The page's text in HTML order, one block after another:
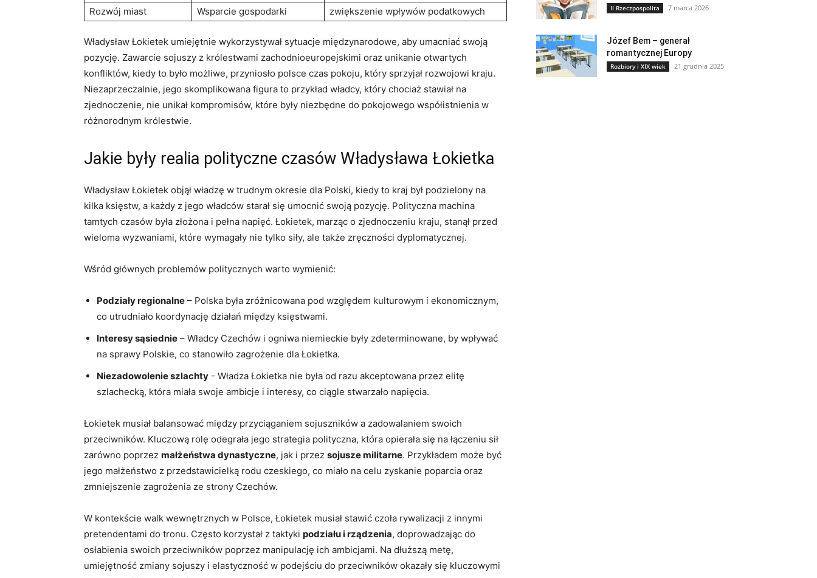
Rozwój miast
Wsparcie gospodarki zwiększenie⁤ wpływów‍ podatkowych
Władysław Łokietek ‍umiejętnie ⁣wykorzystywał sytuacje‍ międzynarodowe, aby umacniać swoją
pozycję. Zawarcie sojuszy z królestwami zachodnioeuropejskimi‍ oraz unikanie​ otwartych
konfliktów, kiedy to było ‍możliwe, przyniosło polsce czas ⁢pokoju, ‍który sprzyjał ‌rozwojowi kraju.
⁢Niezaprzeczalnie, ‌jego skomplikowana figura to przykład władcy, który chociaż stawiał na
zjednoczenie, nie unikał⁢ kompromisów, które były⁤ niezbędne do​ pokojowego współistnienia‍ w
różnorodnym królestwie.
Jakie‌ były realia ‍polityczne⁢ czasów Władysława‌ Łokietka
Władysław Łokietek objął ⁢władzę ‌w trudnym okresie dla Polski, kiedy ⁣to kraj był podzielony na
kilka⁣ księstw, a każdy z ‍jego władców starał​ się umocnić swoją pozycję. Polityczna machina
tamtych‌ czasów była złożona i pełna⁣ napięć.​ Łokietek, marząc ​o zjednoczeniu kraju, ‌stanął przed
wieloma wyzwaniami, które⁣ wymagały nie tylko siły, ale ⁣także​ zręczności dyplomatycznej.
Wśród głównych problemów politycznych ​warto wymienić:
Podziały regionalne – Polska ​była zróżnicowana pod⁤ względem‌ kulturowym i ekonomicznym,
co utrudniało koordynację ⁣działań między⁢ księstwami.
Interesy sąsiednie – Władcy Czechów ​i ​ogniwa niemieckie były zdeterminowane, ⁣by wpływać
na sprawy Polskie, co stanowiło zagrożenie ⁢dla ⁣Łokietka.
Niezadowolenie ⁢szlachty -⁢ Władza Łokietka ⁤nie była od razu akceptowana przez ​elitę
szlachecką, która ⁤miała swoje ambicje i interesy,⁢ co⁤ ciągle⁢ stwarzało napięcia.
Łokietek musiał⁢ balansować między przyciąganiem sojuszników a ⁢zadowalaniem ‍swoich⁣
przeciwników. Kluczową rolę odegrała jego strategia​ polityczna, która ⁤opierała się na łączeniu sił
zarówno poprzez⁤ małżeństwa dynastyczne,‍ jak⁣ i przez⁤ sojusze⁤ militarne. ⁣Przykładem może być
jego małżeństwo z⁢ przedstawicielką rodu czeskiego, ​co miało ⁢na celu zyskanie poparcia oraz
zmniejszenie‍ zagrożenia⁢ ze⁤ strony Czechów.
W kontekście⁢ walk wewnętrznych w Polsce, ⁣Łokietek ⁤musiał stawić​ czoła rywalizacji z innymi
pretendentami do tronu. Często korzystał z​ taktyki podziału i rządzenia, doprowadzając ‍do
osłabienia swoich⁢ przeciwników poprzez manipulację ich⁤ ambicjami. Na dłuższą ⁤metę,
umiejętność zmiany‍ sojuszy i elastyczność w podejściu do przeciwników okazały‍ się‍ kluczowymi
II Rzeczpospolita 7 marca 2026
Józef Bem – generał
romantycznej Europy
Rozbiory i XIX wiek 21 grudnia 2025